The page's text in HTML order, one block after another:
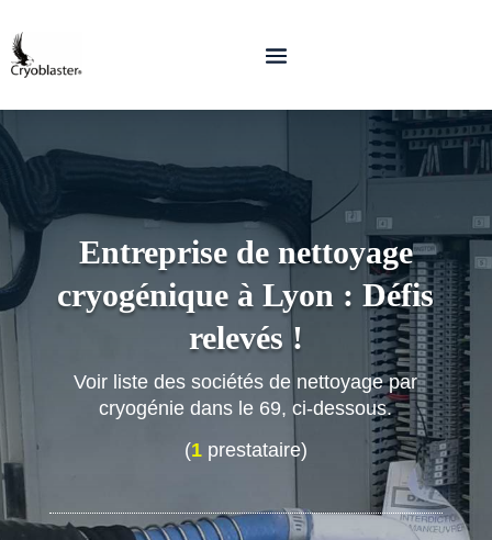
Entreprise de nettoyage
cryogénique à Lyon : Défis
relevés !
Voir liste des sociétés de nettoyage par
cryogénie dans le 69, ci-dessous.
(1prestataire)